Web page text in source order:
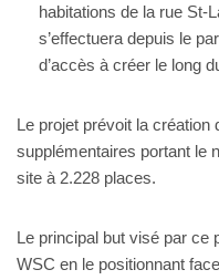
habitations de la rue St-
s’effectuera depuis le
d’accès à créer le long
Le projet prévoit la création
supplémentaires portant le
site à 2.228 places.
Le principal but visé par ce
WSC en le positionnant